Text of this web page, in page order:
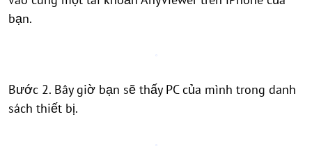
bạn.
Bước 2. Bây giờ bạn sẽ thấy PC của mình trong danh
sách thiết bị.